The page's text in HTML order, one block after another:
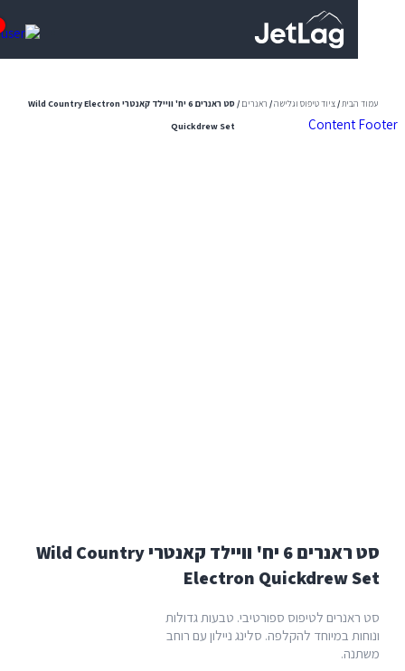
Content
ציוד טיפוס וגלישה/ראנרים
/ סט ראנרים 6 יח' וויילד קאנטרי Wild Country Electron
Quickdrew Set
סט ראנרים 6 יח' וויילד קאנטרי Wild Country
Electron Quickdrew
לטיפוס ספורטיבי. טבעות גדולות
במיוחד להקלפה. סלינג ניילון עם רוחב